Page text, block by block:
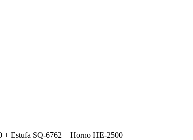
+ Estufa SQ-6762 + Horno HE-2500